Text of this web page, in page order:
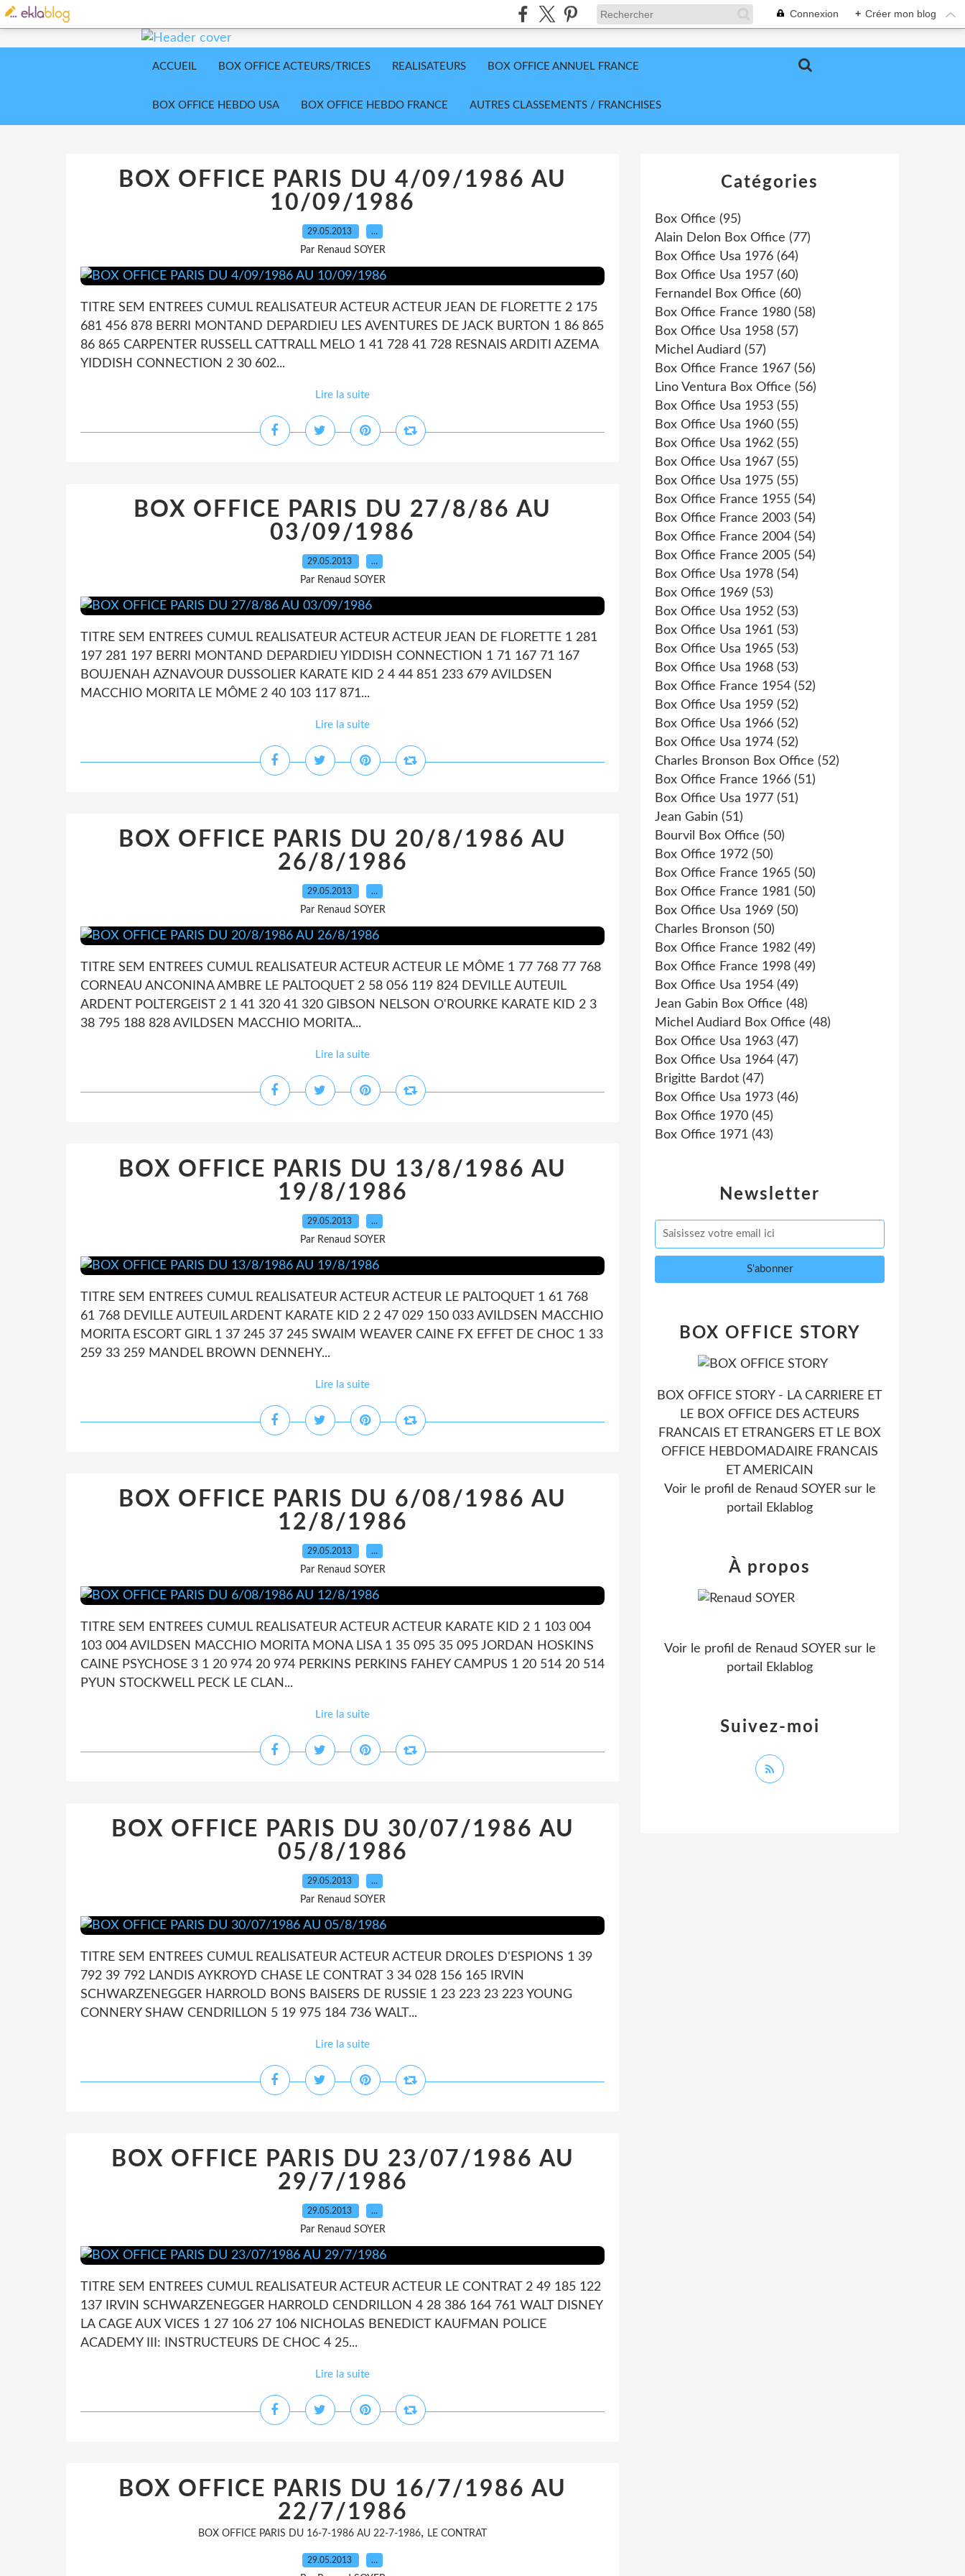
Connexion + Créer mon blog
ACCUEIL BOX OFFICE ACTEURS/TRICES REALISATEURS BOX OFFICE ANNUEL FRANCE
BOX OFFICE HEBDO USA BOX OFFICE HEBDO FRANCE AUTRES CLASSEMENTS / FRANCHISES
BOX OFFICE PARIS DU 4/09/1986 AU
10/09/1986
29.05.2013 …
Par Renaud SOYER
TITRE SEM ENTREES CUMUL REALISATEUR ACTEUR ACTEUR JEAN DE FLORETTE 2 175
681 456 878 BERRI MONTAND DEPARDIEU LES AVENTURES DE JACK BURTON 1 86 865
86 865 CARPENTER RUSSELL CATTRALL MELO 1 41 728 41 728 RESNAIS ARDITI AZEMA
YIDDISH CONNECTION 2 30 602...
Lire la suite
BOX OFFICE PARIS DU 27/8/86 AU
03/09/1986
29.05.2013 …
Par Renaud SOYER
TITRE SEM ENTREES CUMUL REALISATEUR ACTEUR ACTEUR JEAN DE FLORETTE 1 281
197 281 197 BERRI MONTAND DEPARDIEU YIDDISH CONNECTION 1 71 167 71 167
BOUJENAH AZNAVOUR DUSSOLIER KARATE KID 2 4 44 851 233 679 AVILDSEN
MACCHIO MORITA LE MÔME 2 40 103 117 871...
Lire la suite
BOX OFFICE PARIS DU 20/8/1986 AU
26/8/1986
29.05.2013 …
Par Renaud SOYER
TITRE SEM ENTREES CUMUL REALISATEUR ACTEUR ACTEUR LE MÔME 1 77 768 77 768
CORNEAU ANCONINA AMBRE LE PALTOQUET 2 58 056 119 824 DEVILLE AUTEUIL
ARDENT POLTERGEIST 2 1 41 320 41 320 GIBSON NELSON O'ROURKE KARATE KID 2 3
38 795 188 828 AVILDSEN MACCHIO MORITA...
Lire la suite
BOX OFFICE PARIS DU 13/8/1986 AU
19/8/1986
29.05.2013 …
Par Renaud SOYER
TITRE SEM ENTREES CUMUL REALISATEUR ACTEUR ACTEUR LE PALTOQUET 1 61 768
61 768 DEVILLE AUTEUIL ARDENT KARATE KID 2 2 47 029 150 033 AVILDSEN MACCHIO
MORITA ESCORT GIRL 1 37 245 37 245 SWAIM WEAVER CAINE FX EFFET DE CHOC 1 33
259 33 259 MANDEL BROWN DENNEHY...
Lire la suite
BOX OFFICE PARIS DU 6/08/1986 AU
12/8/1986
29.05.2013 …
Par Renaud SOYER
TITRE SEM ENTREES CUMUL REALISATEUR ACTEUR ACTEUR KARATE KID 2 1 103 004
103 004 AVILDSEN MACCHIO MORITA MONA LISA 1 35 095 35 095 JORDAN HOSKINS
CAINE PSYCHOSE 3 1 20 974 20 974 PERKINS PERKINS FAHEY CAMPUS 1 20 514 20 514
PYUN STOCKWELL PECK LE CLAN...
Lire la suite
BOX OFFICE PARIS DU 30/07/1986 AU
05/8/1986
29.05.2013 …
Par Renaud SOYER
TITRE SEM ENTREES CUMUL REALISATEUR ACTEUR ACTEUR DROLES D'ESPIONS 1 39
792 39 792 LANDIS AYKROYD CHASE LE CONTRAT 3 34 028 156 165 IRVIN
SCHWARZENEGGER HARROLD BONS BAISERS DE RUSSIE 1 23 223 23 223 YOUNG
CONNERY SHAW CENDRILLON 5 19 975 184 736 WALT...
Lire la suite
BOX OFFICE PARIS DU 23/07/1986 AU
29/7/1986
29.05.2013 …
Par Renaud SOYER
TITRE SEM ENTREES CUMUL REALISATEUR ACTEUR ACTEUR LE CONTRAT 2 49 185 122
137 IRVIN SCHWARZENEGGER HARROLD CENDRILLON 4 28 386 164 761 WALT DISNEY
LA CAGE AUX VICES 1 27 106 27 106 NICHOLAS BENEDICT KAUFMAN POLICE
ACADEMY III: INSTRUCTEURS DE CHOC 4 25...
Lire la suite
BOX OFFICE PARIS DU 16/7/1986 AU
22/7/1986
BOX OFFICE PARIS DU 16-7-1986 AU 22-7-1986, LE CONTRAT
29.05.2013 …
Newsletter
Catégories
Box Office (95)
Alain Delon Box Office (77)
Box Office Usa 1976 (64)
Box Office Usa 1957 (60)
Fernandel Box Office (60)
Box Office France 1980 (58)
Box Office Usa 1958 (57)
Michel Audiard (57)
Box Office France 1967 (56)
Lino Ventura Box Office (56)
Box Office Usa 1953 (55)
Box Office Usa 1960 (55)
Box Office Usa 1962 (55)
Box Office Usa 1967 (55)
Box Office Usa 1975 (55)
Box Office France 1955 (54)
Box Office France 2003 (54)
Box Office France 2004 (54)
Box Office France 2005 (54)
Box Office Usa 1978 (54)
Box Office 1969 (53)
Box Office Usa 1952 (53)
Box Office Usa 1961 (53)
Box Office Usa 1965 (53)
Box Office Usa 1968 (53)
Box Office France 1954 (52)
Box Office Usa 1959 (52)
Box Office Usa 1966 (52)
Box Office Usa 1974 (52)
Charles Bronson Box Office (52)
Box Office France 1966 (51)
Box Office Usa 1977 (51)
Jean Gabin (51)
Bourvil Box Office (50)
Box Office 1972 (50)
Box Office France 1965 (50)
Box Office France 1981 (50)
Box Office Usa 1969 (50)
Charles Bronson (50)
Box Office France 1982 (49)
Box Office France 1998 (49)
Box Office Usa 1954 (49)
Jean Gabin Box Office (48)
Michel Audiard Box Office (48)
Box Office Usa 1963 (47)
Box Office Usa 1964 (47)
Brigitte Bardot (47)
Box Office Usa 1973 (46)
Box Office 1970 (45)
Box Office 1971 (43)
BOX OFFICE STORY
BOX OFFICE STORY - LA CARRIERE ET
LE BOX OFFICE DES ACTEURS
FRANCAIS ET ETRANGERS ET LE BOX
OFFICE HEBDOMADAIRE FRANCAIS
ET AMERICAIN
Voir le profil de Renaud SOYERsur le
portail Eklablog
Suivez-moi
À propos
Voir le profil de Renaud SOYERsur le
portail Eklablog